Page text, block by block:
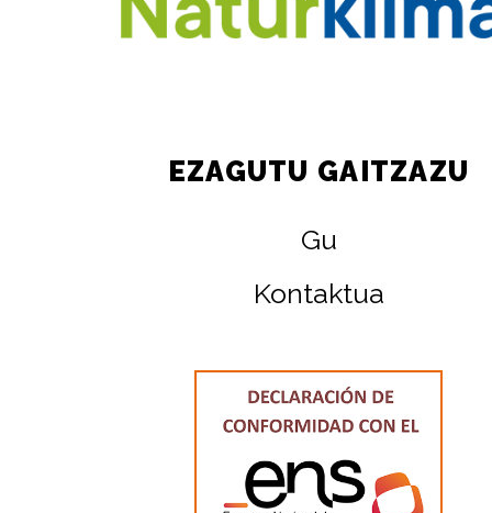
EZAGUTU GAITZAZU
Gu
Kontaktua